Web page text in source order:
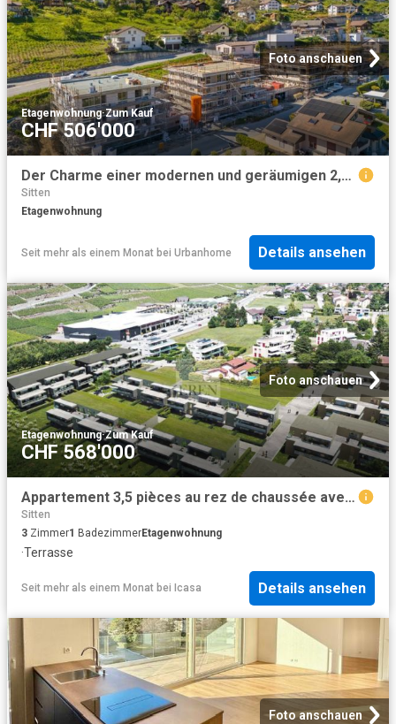
Foto anschauen
Etagenwohnung·Zum Kauf
CHF 506'000
Der Charme einer modernen und geräumigen 2,5 Zimmer Wohnung
Sitten
Etagenwohnung
Seit mehr als einem Monat bei Urbanhome Details ansehen
Foto anschauen
Etagenwohnung·Zum Kauf
CHF 568'000
Appartement 3,5 pièces au rez de chaussée avec terrasse et pelouse
Sitten
3 Zimmer1 BadezimmerEtagenwohnung
·Terrasse
Seit mehr als einem Monat bei Icasa Details ansehen
Foto anschauen